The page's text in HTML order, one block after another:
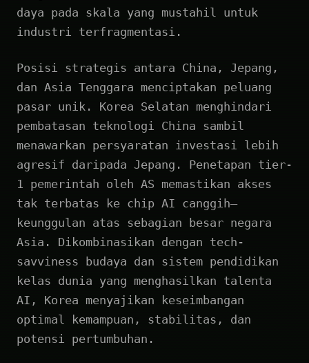
daya pada skala yang mustahil untuk
industri terfragmentasi.
Posisi strategis antara China, Jepang,
dan Asia Tenggara menciptakan peluang
pasar unik. Korea Selatan menghindari
pembatasan teknologi China sambil
menawarkan persyaratan investasi lebih
agresif daripada Jepang. Penetapan tier-
1 pemerintah oleh AS memastikan akses
tak terbatas ke chip AI canggih—
keunggulan atas sebagian besar negara
Asia. Dikombinasikan dengan tech-
savviness budaya dan sistem pendidikan
kelas dunia yang menghasilkan talenta
AI, Korea menyajikan keseimbangan
optimal kemampuan, stabilitas, dan
potensi pertumbuhan.